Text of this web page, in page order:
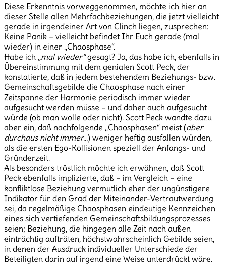
Diese Erkenntnis vorweggenommen, möchte ich hier an
dieser Stelle allen Mehrfachbeziehungen, die jetzt vielleicht
gerade in irgendeiner Art von Clinch liegen, zusprechen:
Keine Panik – vielleicht befindet Ihr Euch gerade (mal
wieder) in einer „Chaosphase“.
Habe ich „mal wieder“gesagt? Ja, das habe ich, ebenfalls in
Übereinstimmung mit dem genialen Scott Peck, der
konstatierte, daß in jedem bestehendem Beziehungs- bzw.
Gemeinschaftsgebilde die Chaosphase nach einer
Zeitspanne der Harmonie periodisch immer wieder
aufgesucht werden müsse – und daher auch aufgesucht
würde (ob man wolle oder nicht). Scott Peck wandte dazu
aber ein, daß nachfolgende „Chaosphasen“ meist (aber
durchaus nicht immer…) weniger heftig ausfallen würden,
als die ersten Ego-Kollisionen speziell der Anfangs- und
Gründerzeit.
Als besonders tröstlich möchte ich erwähnen, daß Scott
Peck ebenfalls implizierte, daß – im Vergleich – eine
konfliktlose Beziehung vermutlich eher der ungünstigere
Indikator für den Grad der Miteinander-Vertrautwerdung
sei, da regelmäßige Chaosphasen eindeutige Kennzeichen
eines sich vertiefenden Gemeinschaftsbildungsprozesses
seien; Beziehung, die hingegen alle Zeit nach außen
einträchtig aufträten, höchstwahrscheinlich Gebilde seien,
in denen der Ausdruck individueller Unterschiede der
Beteiligten darin auf irgend eine Weise unterdrückt wäre.